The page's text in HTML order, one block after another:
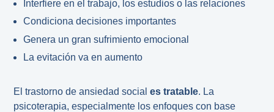
Interfiere en el trabajo, los estudios o las relaciones
Condiciona decisiones importantes
Genera un gran sufrimiento emocional
La evitación va en aumento
El trastorno de ansiedad sociales tratable. La
psicoterapia, especialmente los enfoques con base